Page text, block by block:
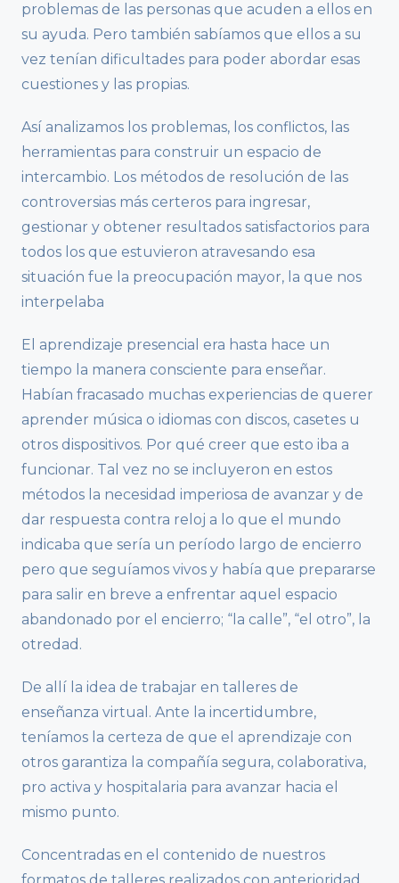
problemas de las personas que acuden a ellos en
su ayuda. Pero también sabíamos que ellos a su
vez tenían dificultades para poder abordar esas
cuestiones y las propias.
Así analizamos los problemas, los conflictos, las
herramientas para construir un espacio de
intercambio. Los métodos de resolución de las
controversias más certeros para ingresar,
gestionar y obtener resultados satisfactorios para
todos los que estuvieron atravesando esa
situación fue la preocupación mayor, la que nos
interpelaba
El aprendizaje presencial era hasta hace un
tiempo la manera consciente para enseñar.
Habían fracasado muchas experiencias de querer
aprender música o idiomas con discos, casetes u
otros dispositivos. Por qué creer que esto iba a
funcionar. Tal vez no se incluyeron en estos
métodos la necesidad imperiosa de avanzar y de
dar respuesta contra reloj a lo que el mundo
indicaba que sería un período largo de encierro
pero que seguíamos vivos y había que prepararse
para salir en breve a enfrentar aquel espacio
abandonado por el encierro; “la calle”, “el otro”, la
otredad.
De allí la idea de trabajar en talleres de
enseñanza virtual. Ante la incertidumbre,
teníamos la certeza de que el aprendizaje con
otros garantiza la compañía segura, colaborativa,
pro activa y hospitalaria para avanzar hacia el
mismo punto.
Concentradas en el contenido de nuestros